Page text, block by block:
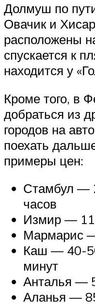
Долмуш по
Овачик и
расположены
спускается к
находится у
Кроме того, в
добраться из
городов на
поехать
примеры цен:
Стамбул —
часов
Измир —
Мармарис
Каш — 40-
минут
Анталья —
Аланья —